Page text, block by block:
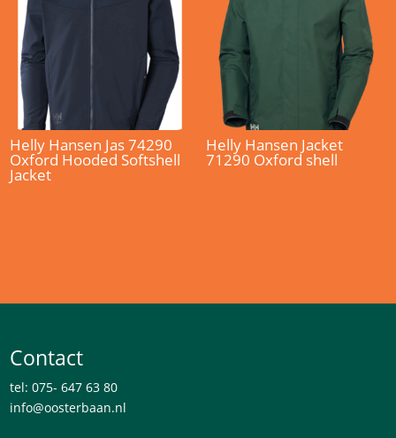
Helly Hansen Jas 74290
Oxford Hooded Softshell
Jacket
Helly Hansen Jacket
71290 Oxford shell
Contact
tel: 075- 647 63 80
info@oosterbaan.nl